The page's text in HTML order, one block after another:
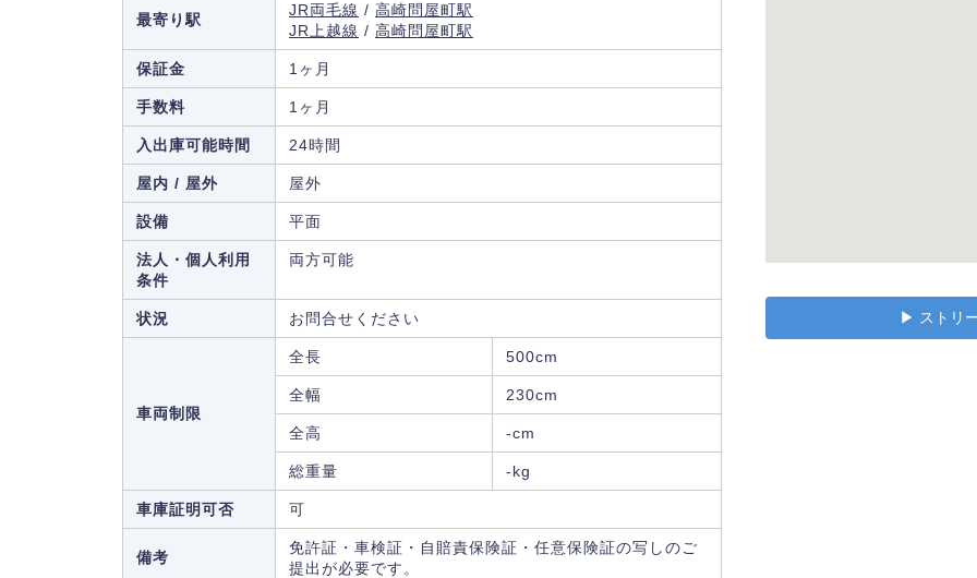
最寄り駅
JR両毛線 / 高崎問屋町駅
JR上越線 / 高崎問屋町駅
保証金 1ヶ月
手数料 1ヶ月
入出庫可能時間 24時間
屋内 / 屋外 屋外
設備 平面
法人・個人利用
条件
両方可能
状況 お問合せください
車両制限
全長 500cm
全幅 230cm
全高 -cm
総重量 -kg
車庫証明可否 可
備考
免許証・車検証・自賠責保険証・任意保険証の写しのご
提出が必要です。
▶︎ ストリ